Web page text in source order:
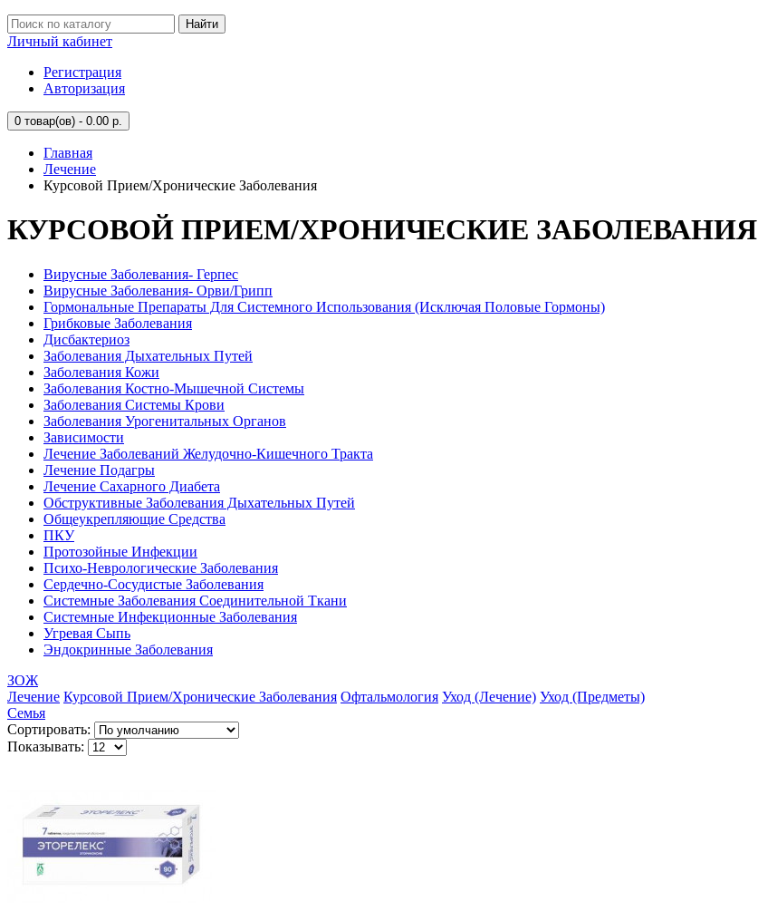
Найти
Личный кабинет
Регистрация
Авторизация
0 товар(ов) - 0.00 р.
Главная
Лечение
Курсовой Прием/Хронические Заболевания
КУРСОВОЙ ПРИЕМ/ХРОНИЧЕСКИЕ ЗАБОЛЕВАНИЯ
Вирусные Заболевания- Герпес
Вирусные Заболевания- Орви/Грипп
Гормональные Препараты Для Системного Использования (Исключая Половые Гормоны)
Грибковые Заболевания
Дисбактериоз
Заболевания Дыхательных Путей
Заболевания Кожи
Заболевания Костно-Мышечной Системы
Заболевания Системы Крови
Заболевания Урогенитальных Органов
Зависимости
Лечение Заболеваний Желудочно-Кишечного Тракта
Лечение Подагры
Лечение Сахарного Диабета
Обструктивные Заболевания Дыхательных Путей
Общеукрепляющие Средства
ПКУ
Протозойные Инфекции
Психо-Неврологические Заболевания
Сердечно-Сосудистые Заболевания
Системные Заболевания Соединительной Ткани
Системные Инфекционные Заболевания
Угревая Сыпь
Эндокринные Заболевания
ЗОЖ
Лечение Курсовой Прием/Хронические Заболевания Офтальмология Уход (Лечение) Уход (Предметы)
Семья
Сортировать:
Показывать: